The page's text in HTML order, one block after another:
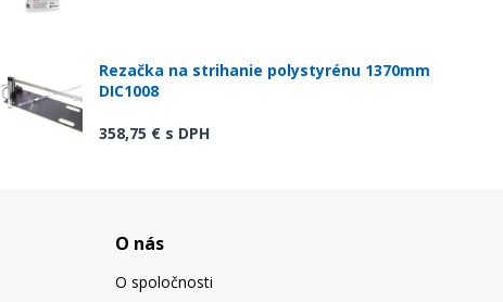
Rezačka na strihanie polystyrénu 1370mm
DIC1008
358,75 € s DPH
O nás
O spoločnosti